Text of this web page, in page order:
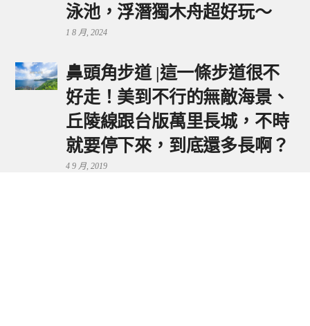
泳池，浮潛獨木舟超好玩～
1 8 月, 2024
鼻頭角步道 |這一條步道很不
好走！美到不行的無敵海景、
丘陵線跟台版萬里長城，不時
就要停下來，到底還多長啊？
4 9 月, 2019